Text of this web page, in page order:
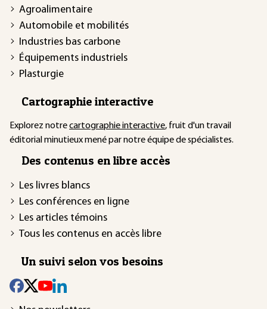
Agroalimentaire
Automobile et mobilités
Industries bas carbone
Équipements industriels
Plasturgie
Cartographie interactive
Explorez notrecartographie interactive, fruit d'un travail
éditorial minutieux mené par notre équipe de spécialistes.
Des contenus en libre accès
Les livres blancs
Les conférences en ligne
Les articles témoins
Tous les contenus en accès libre
Un suivi selon vos besoins